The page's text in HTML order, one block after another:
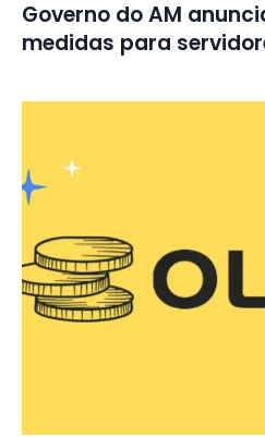
Governo do AM
medidas para